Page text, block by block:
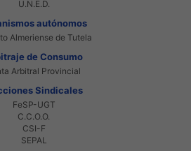
U.N.E.D.
autónomos
Almeriense de Tutela
de Consumo
Arbitral Provincial
Sindicales
FeSP-UGT
C.C.O.O.
CSI-F
SEPAL